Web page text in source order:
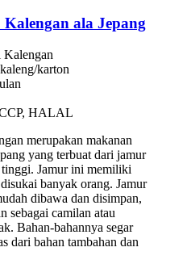
ala Jepang
Kalengan
karton
HALAL
merupakan makanan
yang terbuat dari jamur
Jamur ini memiliki
banyak orang. Jamur
dibawa dan disimpan,
sebagai camilan atau
Bahan-bahannya segar
dari bahan tambahan dan